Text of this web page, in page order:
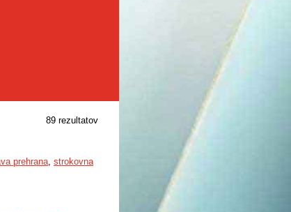
89 rezultatov
prehrana, strokovna